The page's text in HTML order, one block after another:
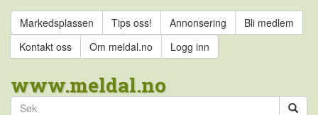
Markedsplassen Tips oss! Annonsering
Bli medlem
Kontakt oss
Om meldal.no Logg inn
www.meldal.no